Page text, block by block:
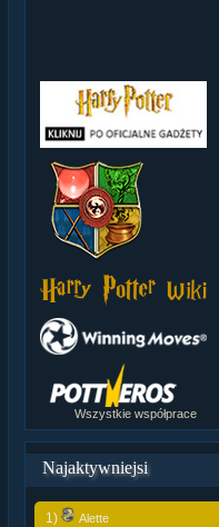
Wszystkie współprace
Najaktywniejsi
1)
Alette